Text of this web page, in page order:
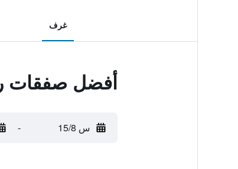
غرف
أفضل صفقات
س 15/8 -